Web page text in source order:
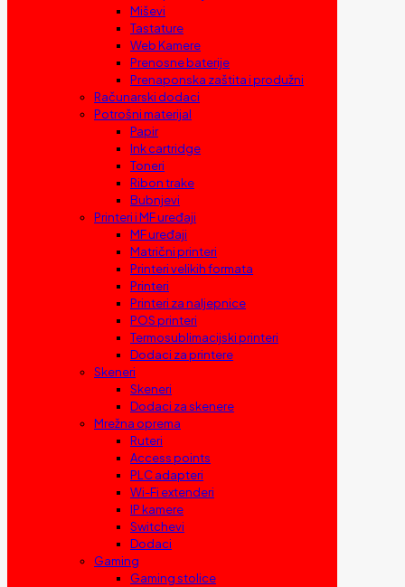
Miševi
Tastature
Web Kamere
Prenosne baterije
Prenaponska zaštita i produžni
Računarski dodaci
Potrošni materijal
Papir
Ink cartridge
Toneri
Ribon trake
Bubnjevi
Printeri i MF uređaji
MF uređaji
Matrični printeri
Printeri velikih formata
Printeri
Printeri za naljepnice
POS printeri
Termosublimacijski printeri
Dodaci za printere
Skeneri
Skeneri
Dodaci za skenere
Mrežna oprema
Ruteri
Access points
PLC adapteri
Wi-Fi extenderi
IP kamere
Switchevi
Dodaci
Gaming
Gaming stolice